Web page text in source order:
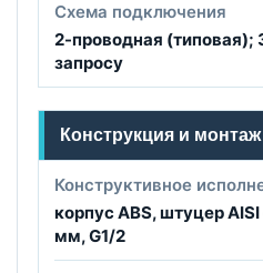
Схема подключения
2-проводная (типовая);
запросу
Конструкция и монтаж
Конструктивное
корпус ABS, штуцер
мм, G1/2